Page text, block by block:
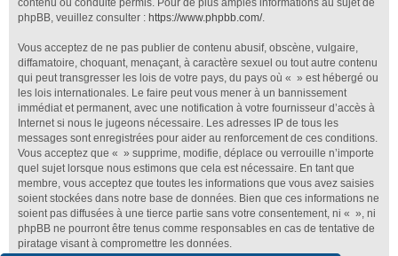
contenu ou conduite permis. Pour de plus amples informations au sujet de
phpBB, veuillez consulter : https://www.phpbb.com/.
Vous acceptez de ne pas publier de contenu abusif, obscène, vulgaire,
diffamatoire, choquant, menaçant, à caractère sexuel ou tout autre contenu
qui peut transgresser les lois de votre pays, du pays où « » est hébergé ou
les lois internationales. Le faire peut vous mener à un bannissement
immédiat et permanent, avec une notification à votre fournisseur d’accès à
Internet si nous le jugeons nécessaire. Les adresses IP de tous les
messages sont enregistrées pour aider au renforcement de ces conditions.
Vous acceptez que « » supprime, modifie, déplace ou verrouille n’importe
quel sujet lorsque nous estimons que cela est nécessaire. En tant que
membre, vous acceptez que toutes les informations que vous avez saisies
soient stockées dans notre base de données. Bien que ces informations ne
soient pas diffusées à une tierce partie sans votre consentement, ni « », ni
phpBB ne pourront être tenus comme responsables en cas de tentative de
piratage visant à compromettre les données.